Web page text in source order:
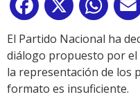
Facebook
X
El Partido Nacional ha
diálogo propuesto por
la representación de los
formato es insuficiente.